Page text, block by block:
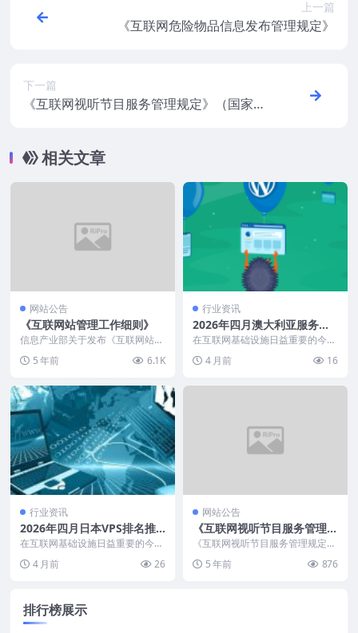
上一篇
《互联网危险物品信息发布管理规定》
下一篇
《互联网视听节目服务管理规定》（国家广
相关文章
网站公告
《互联网站管理工作细则》
信息产业部关于发布《互联网站管
和国信息产业部 信部...
5 年前 6.1K
行业资讯
2026年四月澳大利亚服务器
排名推荐top10
在互联网基础设施日益重要的今
成为众多站长和技术爱好...
4 月前 16
行业资讯
2026年四月日本VPS排名推
荐top10
在互联网基础设施日益重要的今
站长和技术爱好者的...
4 月前 26
网站公告
《互联网视听节目服务管理规
定》（国家广播电影电视总
局、信息产业部令第56号）
《互联网视听节目服务管理规定》
业部令第56号） （...
5 年前 876
排行榜展示